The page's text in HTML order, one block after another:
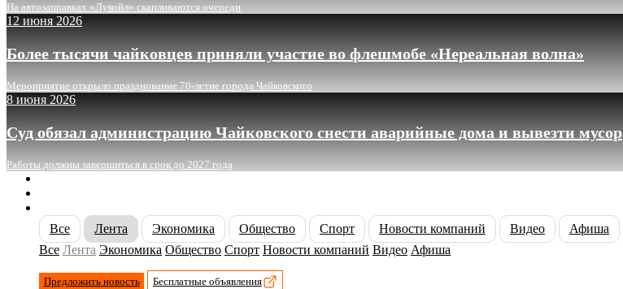
На автозаправках «Лукойл» скапливаются очереди
12 июня 2026
Более тысячи чайковцев приняли участие во флешмобе «Нереальная волна»
Мероприятие открыло празднование 70-летие города Чайковского
8 июня 2026
Суд обязал администрацию Чайковского снести аварийные дома и вывезти мусор
Работы должны завершиться в срок до 2027 года
Все
Лента Экономика Общество Спорт Новости компаний Видео
Афиша
Все Лента Экономика Общество Спорт Новости компаний Видео Афиша
Предложить новость
Бесплатные объявления